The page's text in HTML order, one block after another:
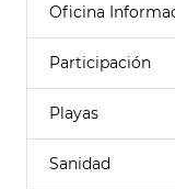
Oficina
Participación
Playas
Sanidad